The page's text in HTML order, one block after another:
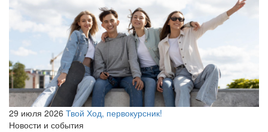
29 июля 2026 Твой Ход, первокурсник!
Новости и события